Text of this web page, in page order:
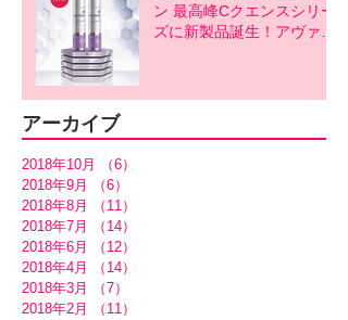
ン 最高峰Cクエンスシリー
ズに新製品誕生！アヴァン
アーカイブ
2018年10月 （6）
2018年9月
（6）
2018年8月
（11）
2018年7月
（14）
2018年6月
（12）
2018年4月
（14）
2018年3月
（7）
2018年2月
（11）